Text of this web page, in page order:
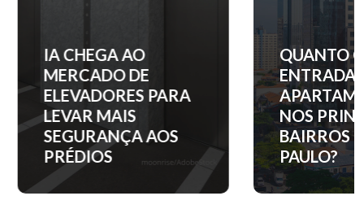
IA CHEGA AO
MERCADO DE
ELEVADORES PARA
LEVAR MAIS
SEGURANÇA AOS
PRÉDIOS
QUANTO
ENTRADA
NOS
BAIRROS
PAULO?